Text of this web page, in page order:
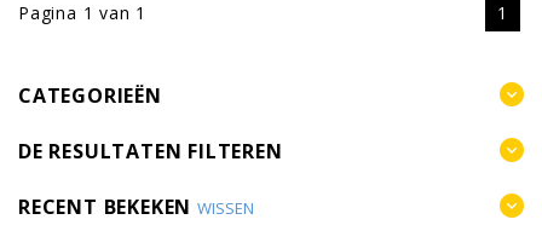
Pagina 1 van 1 1
CATEGORIEËN
DE RESULTATEN FILTEREN
RECENT BEKEKEN WISSEN